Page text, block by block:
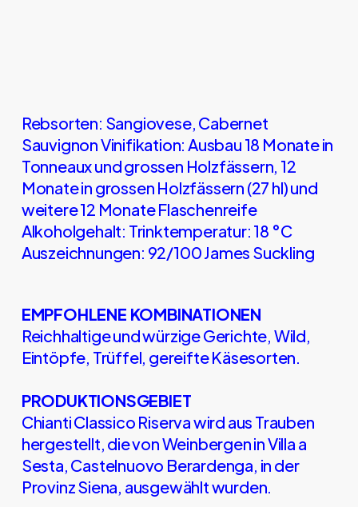
Rebsorten: Sangiovese, Cabernet
Sauvignon Vinifikation: Ausbau 18 Monate in
Tonneaux und grossen Holzfässern, 12
Monate in grossen Holzfässern (27 hl) und
weitere 12 Monate Flaschenreife
Alkoholgehalt: Trinktemperatur: 18 °C
Auszeichnungen: 92/100 James Suckling
EMPFOHLENE KOMBINATIONEN
Reichhaltige und würzige Gerichte, Wild,
Eintöpfe, Trüffel, gereifte Käsesorten.
PRODUKTIONSGEBIET
Chianti Classico Riserva wird aus Trauben
hergestellt, die von Weinbergen in Villa a
Sesta, Castelnuovo Berardenga, in der
Provinz Siena, ausgewählt wurden.